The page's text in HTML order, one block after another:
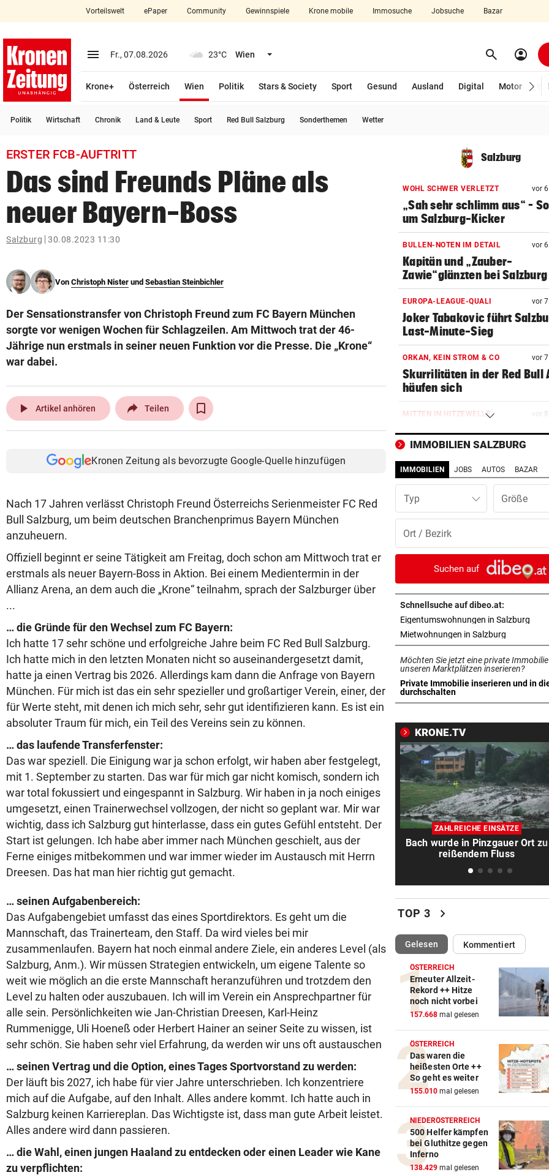
closeSchließen
account_circle Anmelden
arrow_right
bookmark
search
Suchbegriff
eingeben
© Krone Multimedia GmbH & Co KG 2026
Vorteilswelt ePaper Community Gewinnspiele Krone mobile Immosuche Jobsuche Bazar
menu Menü aufklappen
Fr., 07.08.2026 23°C Wien Menü aufklappen search Suchen
account_circle
Krone+ Österreich Wien
Politik
Stars & Society Sport Gesund Ausland Digital Motor
Politik Wirtschaft Chronik Land & Leute Sport Red Bull Salzburg Sonderthemen Wetter
ERSTER FCB-AUFTRITT
Das sind Freunds Pläne als
neuer Bayern-Boss
Salzburg 30.08.2023 11:30
Von Christoph Nister und Sebastian Steinbichler
Der Sensationstransfer von Christoph Freund zum FC Bayern München
sorgte vor wenigen Wochen für Schlagzeilen. Am Mittwoch trat der 46-
Jährige nun erstmals in seiner neuen Funktion vor die Presse. Die „Krone“
war dabei.
play_arrow Artikel anhören Teilen
Kronen Zeitung als bevorzugte Google-Quelle hinzufügen
Nach 17 Jahren verlässt Christoph Freund Österreichs Serienmeister FC Red
Bull Salzburg, um beim deutschen Branchenprimus Bayern München
anzuheuern.
Offiziell beginnt er seine Tätigkeit am Freitag, doch schon am Mittwoch trat er
erstmals als neuer Bayern-Boss in Aktion. Bei einem Medientermin in der
Allianz Arena, an dem auch die „Krone“ teilnahm, sprach der Salzburger über
...
… die Gründe für den Wechsel zum FC Bayern:
Ich hatte 17 sehr schöne und erfolgreiche Jahre beim FC Red Bull Salzburg.
Ich hatte mich in den letzten Monaten nicht so auseinandergesetzt damit,
hatte ja einen Vertrag bis 2026. Allerdings kam dann die Anfrage von Bayern
München. Für mich ist das ein sehr spezieller und großartiger Verein, einer, der
für Werte steht, mit denen ich mich sehr, sehr gut identifizieren kann. Es ist ein
absoluter Traum für mich, ein Teil des Vereins sein zu können.
… das laufende Transferfenster:
Das war speziell. Die Einigung war ja schon erfolgt, wir haben aber festgelegt,
mit 1. September zu starten. Das war für mich gar nicht komisch, sondern ich
war total fokussiert und eingespannt in Salzburg. Wir haben in ja noch einiges
umgesetzt, einen Trainerwechsel vollzogen, der nicht so geplant war. Mir war
wichtig, dass ich Salzburg gut hinterlasse, dass ein gutes Gefühl entsteht. Der
Start ist gelungen. Ich habe aber immer nach München geschielt, aus der
Ferne einiges mitbekommen und war immer wieder im Austausch mit Herrn
Dreesen. Das hat man hier richtig gut gemacht.
… seinen Aufgabenbereich:
Das Aufgabengebiet umfasst das eines Sportdirektors. Es geht um die
Mannschaft, das Trainerteam, den Staff. Da wird vieles bei mir
zusammenlaufen. Bayern hat noch einmal andere Ziele, ein anderes Level (als
Salzburg, Anm.). Wir müssen Strategien entwickeln, um eigene Talente so
weit wie möglich an die erste Mannschaft heranzuführen und trotzdem den
Level zu halten oder auszubauen. Ich will im Verein ein Ansprechpartner für
alle sein. Persönlichkeiten wie Jan-Christian Dreesen, Karl-Heinz
Rummenigge, Uli Hoeneß oder Herbert Hainer an seiner Seite zu wissen, ist
sehr schön. Sie haben sehr viel Erfahrung, da werden wir uns oft austauschen
… seinen Vertrag und die Option, eines Tages Sportvorstand zu werden:
Der läuft bis 2027, ich habe für vier Jahre unterschrieben. Ich konzentriere
mich auf die Aufgabe, auf den Inhalt. Alles andere kommt. Ich hatte auch in
Salzburg keinen Karriereplan. Das Wichtigste ist, dass man gute Arbeit leistet.
Alles andere wird dann passieren.
… die Wahl, einen jungen Haaland zu entdecken oder einen Leader wie Kane
zu verpflichten:
Salzburg
WOHL SCHWER VERLETZT vor
„Sah sehr schlimm aus“ –
um Salzburg-Kicker
BULLEN-NOTEN IM DETAIL vor
Kapitän und „Zauber-
Zawie“glänzten bei Salzburg
EUROPA-LEAGUE-QUALI vor
Joker Tabakovic führt
Last-Minute-Sieg
ORKAN, KEIN STROM & CO vor
Skurrilitäten in der Red Bull
häufen sich
MITTEN IN HITZEWELLE vor
Irre! Salzburg – Pafos wegen
Sintflut unterbrochen
WAS FÜR EINE KLATSCHE! vor 10
TV-Star geht mit Kanzler
hart ins Gericht
vor
reißendem Fluss
PAUSENGESPRÄCH vor
Kissin kennt bei den
keine Routine
LEIPZIGS SEIWALD
„Er ist wie der Liebling aller
Schwiegermütter!“
PANZER ANGEKNABBERT
vor eigenem Hund
OPERN-SCHNELLCHECK vor 13
Was Sie wissen müssen:
„Così fan tutte“
„KRONE“-INTERVIEW vor
„Werden beweisen, dass wir
gute Truppe haben“
„Daheim juckt es keinen, wie
gespielt haben“
TÜR VEREITELT ÜBERFALL vor
Tollpatschiger Räuber muss
sieben Jahre absitzen
Anif will in Salzburger Liga
voll angreifen
ERWARTETE RÜCKKEHR vor
Neue Chance für eine der
beliebtesten Mozart-Opern
NÄCHTLICHE RETTUNG vor
Bergsteiger (38) verirrte
IMMOBILIEN SALZBURG
IMMOBILIEN JOBS AUTOS BAZAR
Typ
Suchen auf
Schnellsuche auf dibeo.at:
Eigentumswohnungen in Salzburg
Mietwohnungen in Salzburg
Möchten Sie jetzt eine private
unseren Marktplätzen inserieren?
Private Immobilie inserieren und in
durchschalten
in neuem Tab öffnen
KRONE.TV
ZAHLREICHE EINSÄTZE
Bach wurde in Pinzgauer Ort zu
reißendem Fluss
TOP 3 chevron_right
Gelesen(ausgewählt)Kommentiert
ÖSTERREICH
Erneuter Allzeit-
Rekord ++ Hitze
noch nicht vorbei
157.668 mal gelesen
ÖSTERREICH
Das waren die
heißesten Orte ++
So geht es weiter
155.010 mal gelesen
NIEDERÖSTERREICH
500 Helfer kämpfen
bei Gluthitze gegen
Inferno
138.429 mal gelesen